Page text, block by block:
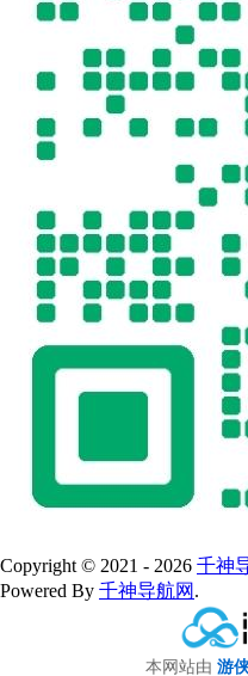
Copyright © 2021 - 2026 千神
Powered By 千神导航网 .
本网站由 游